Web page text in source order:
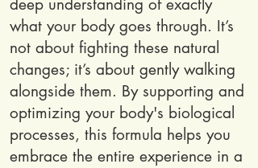
deep understanding of exactly
what your body goes through. It’s
not about fighting these natural
changes; it’s about gently walking
alongside them. By supporting and
optimizing your body's biological
processes, this formula helps you
embrace the entire experience in a